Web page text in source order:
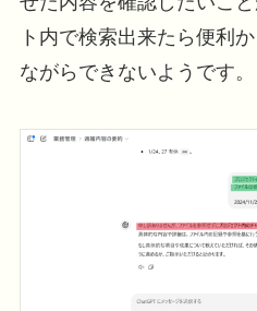
ト内で検索出来たら便利
ながらできないようです。